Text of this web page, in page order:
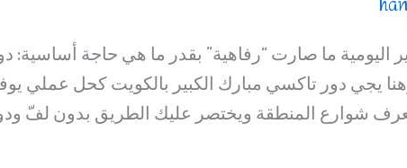
اليومية ما صارت “رفاهية” بقدر ما هي حاجة
يجي دور تاكسي مبارك الكبير بالكويت كحل عملي
شوارع المنطقة ويختصر عليك الطريق بدون لفّ